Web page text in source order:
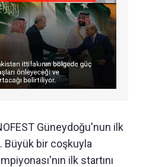
Güneydoğu'nun ilk
Büyük bir coşkuyla
ilk startını